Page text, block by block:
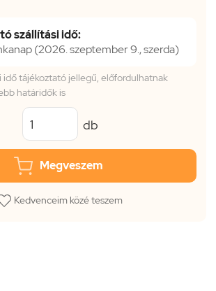
szállítási idő:
(2026. szeptember 9., szerda)
idő tájékoztató jellegű, előfordulhatnak
határidők is
db
Megveszem
Kedvenceim közé teszem